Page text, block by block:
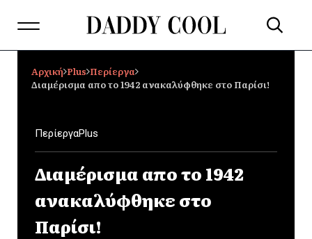
Αρχική Plus Περίεργα
Διαμέρισμα απο το 1942 ανακαλύφθηκε στο Παρίσι!
ΠερίεργαPlus
Διαμέρισμα απο το 1942
ανακαλύφθηκε στο
Παρίσι!